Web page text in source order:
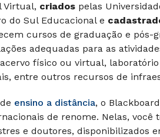
Virtual, criados pelas
do Sul Educacional e
cursos de graduação e pós-
adequadas para as
físico ou virtual,
entre outros recursos de
ensino a distância, o
de renome. Nelas, você
e doutores, disponibilizados